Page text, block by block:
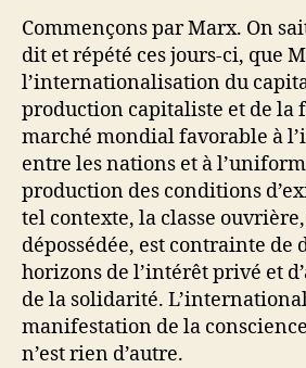
Commençons par Marx. On
dit et répété ces jours-ci, que
l’internationalisation du
production capitaliste et de la
marché mondial favorable à
entre les nations et à
production des conditions
tel contexte, la classe
dépossédée, est contrainte de
horizons de l’intérêt privé et
de la solidarité.
manifestation de la
n’est rien d’autre.